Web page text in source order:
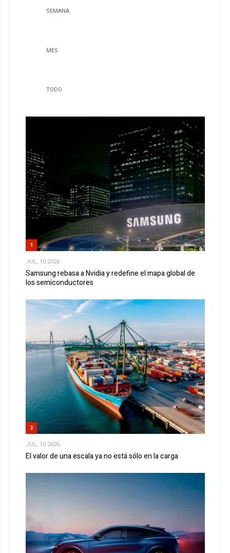
SEMANA
MES
TODO
1
JUL, 10 2026
Samsung rebasa a Nvidia y redefine el mapa global de
los semiconductores
2
JUL, 10 2026
El valor de una escala ya no está sólo en la carga